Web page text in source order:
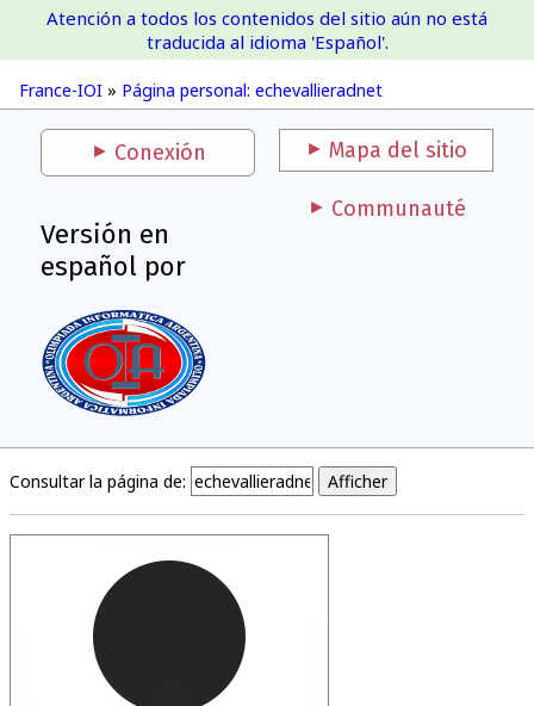
France-IOI
France-IOI » Página personal: echevallieradnet
Atención a todos los contenidos del sitio aún no está
traducida al idioma 'Español'.
Conexión Mapa del sitio
Versión en
español por
Communauté
Consultar la página de: